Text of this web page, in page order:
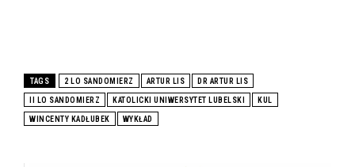
TAGS 2 LO SANDOMIERZ ARTUR LIS DR ARTUR LIS
II LO SANDOMIERZ KATOLICKI UNIWERSYTET LUBELSKI KUL
WINCENTY KADŁUBEK WYKŁAD